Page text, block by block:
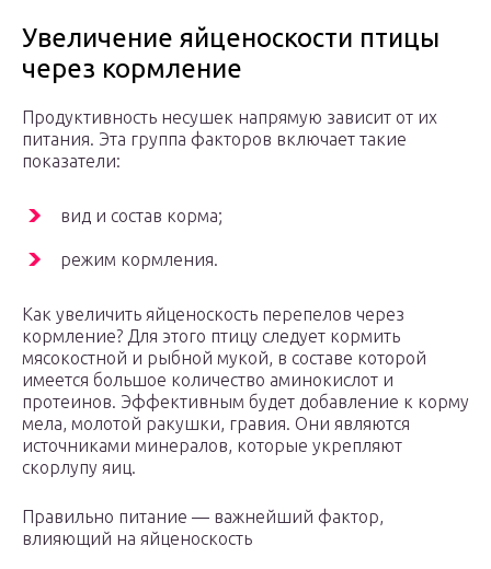
Увеличение яйценоскости птицы
через кормление
Продуктивность несушек напрямую зависит от их
питания. Эта группа факторов включает такие
показатели:
вид и состав корма;
режим кормления.
Как увеличить яйценоскость перепелов через
кормление? Для этого птицу следует кормить
мясокостной и рыбной мукой, в составе которой
имеется большое количество аминокислот и
протеинов. Эффективным будет добавление к корму
мела, молотой ракушки, гравия. Они являются
источниками минералов, которые укрепляют
скорлупу яиц.
Правильно питание — важнейший фактор,
влияющий на яйценоскость